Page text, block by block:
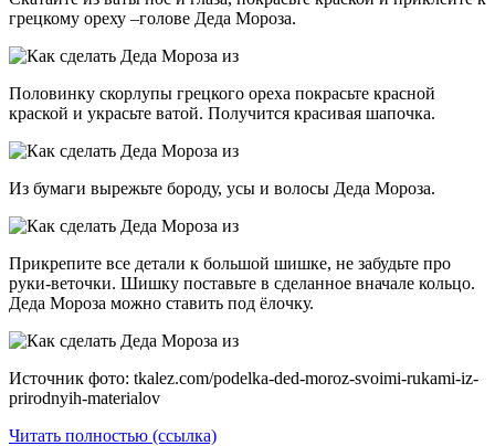
грецкому ореху –голове Деда Мороза.
Половинку скорлупы грецкого ореха покрасьте красной
краской и украсьте ватой. Получится красивая шапочка.
Из бумаги вырежьте бороду, усы и волосы Деда Мороза.
Прикрепите все детали к большой шишке, не забудьте про
руки-веточки. Шишку поставьте в сделанное вначале кольцо.
Деда Мороза можно ставить под ёлочку.
Источник фото: tkalez.com/podelka-ded-moroz-svoimi-rukami-iz-
prirodnyih-materialov
Читать полностью (ссылка)